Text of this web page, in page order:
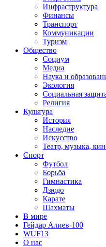
Инфраструктура
Финансы
Транспорт
Коммуникации
Туризм
Общество
Социум
Медиа
Наука и
Экология
Социальная
Религия
Культура
История
Наследие
Искусство
Театр, музыка,
Спорт
Футбол
Борьба
Гимнастика
Дзюдо
Карате
Шахматы
В мире
Гейдар Алиев-100
WUF13
О нас